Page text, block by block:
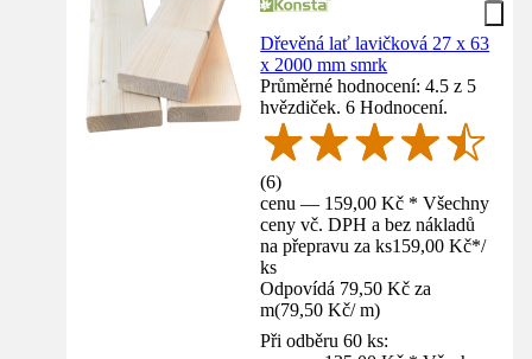
Dřevěná lať lavičková 27 x 63
x 2000 mm smrk
Průměrné hodnocení: 4.5 z 5
hvězdiček. 6 Hodnocení.
(6)
cenu — 159,00 Kč * Všechny
ceny vč. DPH a bez nákladů
na přepravu za ks159,00 Kč*/
ks
Odpovídá 79,50 Kč za
m(79,50 Kč/ m)
Při odběru 60 ks: